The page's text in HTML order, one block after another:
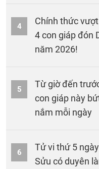
4
Chính thức
4 con giáp đón
năm 2026!
5
Từ giờ đến
con giáp này
nắm mỗi ngày
6
Tử vi thứ 5
Sửu có duyên